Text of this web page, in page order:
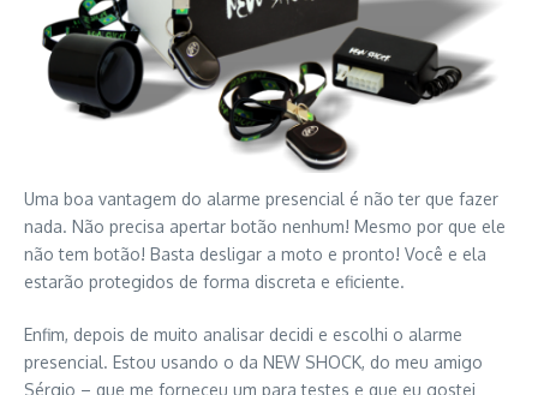
Uma boa vantagem do alarme presencial é não ter que fazer
nada. Não precisa apertar botão nenhum! Mesmo por que ele
não tem botão! Basta desligar a moto e pronto! Você e ela
estarão protegidos de forma discreta e eficiente.
Enfim, depois de muito analisar decidi e escolhi o alarme
presencial. Estou usando o da NEW SHOCK, do meu amigo
Sérgio – que me forneceu um para testes e que eu gostei